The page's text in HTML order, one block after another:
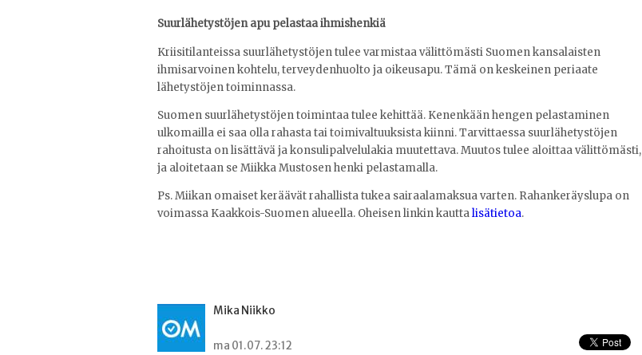
Suurlähetystöjen apu pelastaa ihmishenkiä
Kriisitilanteissa suurlähetystöjen tulee varmistaa välittömästi Suomen kansalaisten
ihmisarvoinen kohtelu, terveydenhuolto ja oikeusapu. Tämä on keskeinen periaate
lähetystöjen toiminnassa.
Suomen suurlähetystöjen toimintaa tulee kehittää. Kenenkään hengen pelastaminen
ulkomailla ei saa olla rahasta tai toimivaltuuksista kiinni. Tarvittaessa suurlähetystöjen
rahoitusta on lisättävä ja konsulipalvelulakia muutettava. Muutos tulee aloittaa välittömästi,
ja aloitetaan se Miikka Mustosen henki pelastamalla.
Ps. Miikan omaiset keräävät rahallista tukea sairaalamaksua varten. Rahankeräyslupa on
voimassa Kaakkois-Suomen alueella. Oheisen linkin kauttalisätietoa.
Mika Niikko
ma 01.07. 23:12